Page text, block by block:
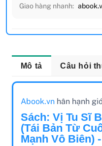
Giao hàng nhanh:
Mô tả Câu hỏi
Abook.vnhân hạnh
Sách: Vị Tu Sĩ
(Tái Bản Từ
Mạnh Vô Biên)